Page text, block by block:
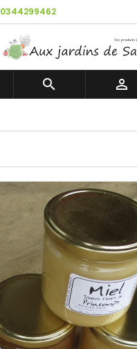
0344299462
 